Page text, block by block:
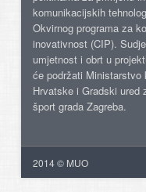
komunikacijskih
Okvirnog programa za
inovativnost (CIP).
umjetnost i obrt u
će podržati Ministarstvo
Hrvatske i Gradski ured
šport grada Zagreba.
2014 © MUO